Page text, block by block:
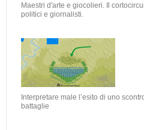
Maestri d'arte e giocolieri. Il
politici e giornalisti.
Interpretare male l’esito di uno
battaglie